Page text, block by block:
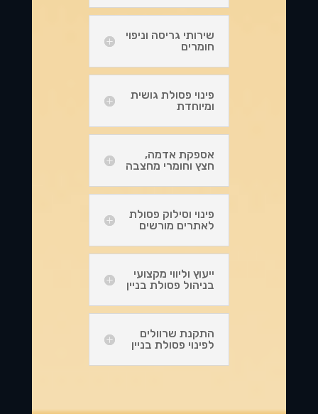
שירותי גריסה וניפוי
חומרים
פינוי פסולת גושית
ומיוחדת
אספקת אדמה,
חצץ וחומרי מחצבה
פינוי וסילוק פסולת
לאתרים מורשים
ייעוץ וליווי מקצועי
בניהול פסולת בניין
התקנת שרוולים
לפינוי פסולת בניין